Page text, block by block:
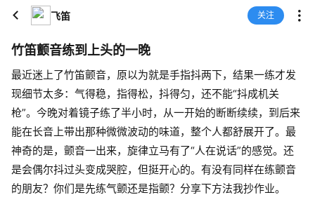
飞笛 关注
竹笛颤音练到上头的一晚
最近迷上了竹笛颤音，原以为就是手指抖两下，结果一练才发
现细节太多：气得稳，指得松，抖得匀，还不能“抖成机关
枪”。今晚对着镜子练了半小时，从一开始的断断续续，到后来
能在长音上带出那种微微波动的味道，整个人都舒展开了。最
神奇的是，颤音一出来，旋律立马有了“人在说话”的感觉。还
是会偶尔抖过头变成哭腔，但挺开心的。有没有同样在练颤音
的朋友？你们是先练气颤还是指颤？分享下方法我抄作业。